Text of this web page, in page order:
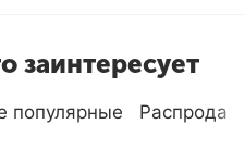
заинтересует
популярные